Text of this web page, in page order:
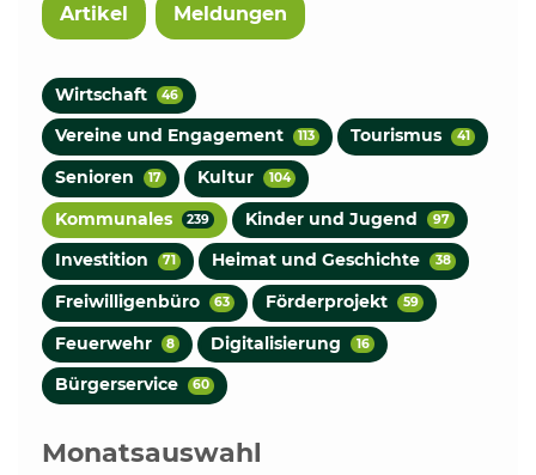
Artikel Meldungen
Wirtschaft 46
Vereine und Engagement 113 Tourismus 41
Senioren 17 Kultur 104
Kommunales 239 Kinder und Jugend 97
Investition 71 Heimat und Geschichte 38
Freiwilligenbüro 63 Förderprojekt 59
Feuerwehr 8 Digitalisierung 16
Bürgerservice 60
Monatsauswahl